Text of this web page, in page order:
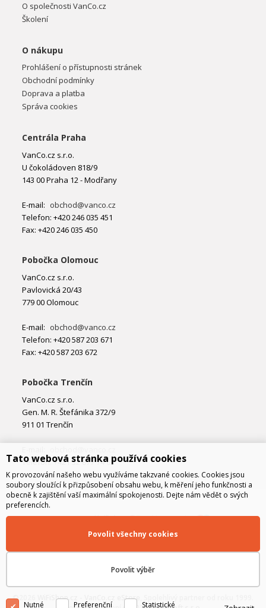
O společnosti VanCo.cz
Školení
O nákupu
Prohlášení o přístupnosti stránek
Obchodní podmínky
Doprava a platba
Správa cookies
Centrála Praha
VanCo.cz s.r.o.
U čokoládoven 818/9
143 00 Praha 12 - Modřany
E-mail: obchod@vanco.cz
Telefon: +420 246 035 451
Fax: +420 246 035 450
Pobočka Olomouc
VanCo.cz s.r.o.
Pavlovická 20/43
779 00 Olomouc
E-mail: obchod@vanco.cz
Telefon: +420 587 203 671
Fax: +420 587 203 672
Pobočka Trenčín
VanCo.cz s.r.o.
Gen. M. R. Štefánika 372/9
911 01 Trenčín
Telefon: +421 32 877 74 02
©2026 WiFiShop.cz - VanCo.cz eStore
Tato webová stránka používá cookies
K provozování našeho webu využíváme takzvané cookies. Cookies jsou
soubory sloužící k přizpůsobení obsahu webu, k měření jeho funkčnosti a
obecně k zajištění vaší maximální spokojenosti. Dejte nám vědět o svých
preferencích.
Povolit výběr
Povolit všechny cookies
Nutné Preferenční Statistické